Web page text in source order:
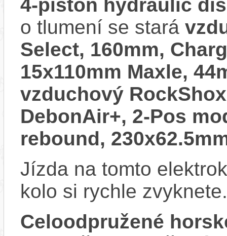
4-piston hydraulic
o tlumení se stará
Select, 160mm,
15x110mm Maxle,
vzduchový
DebonAir+, 2-Pos
rebound,
Jízda na tomto
kolo si rychle zvyknete.
Celoodpružené